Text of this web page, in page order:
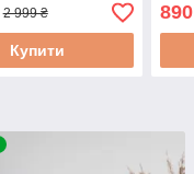
2 999 ₴
Купити
890